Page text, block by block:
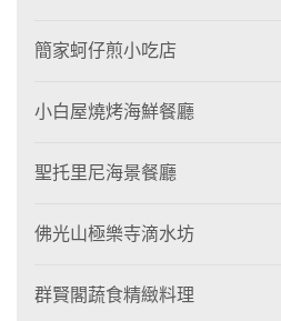
簡家蚵仔煎小吃店
小白屋燒烤海鮮餐廳
聖托里尼海景餐廳
佛光山極樂寺滴水坊
群賢閣蔬食精緻料理